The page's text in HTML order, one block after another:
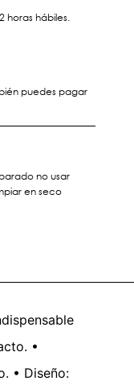
horas hábiles.
puedes pagar
no usar
en seco
•
• Diseño: